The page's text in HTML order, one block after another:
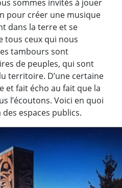
sommes invités à jouer
pour créer une musique
dans la terre et se
tous ceux qui nous
tambours sont
de peuples, qui sont
territoire. D’une certaine
et fait écho au fait que la
l’écoutons. Voici en quoi
espaces publics.